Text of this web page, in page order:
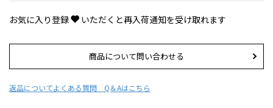
お気に入り登録 いただくと再入荷通知を受け取れます
商品について問い合わせる
返品についてよくある質問 Q＆Aはこちら